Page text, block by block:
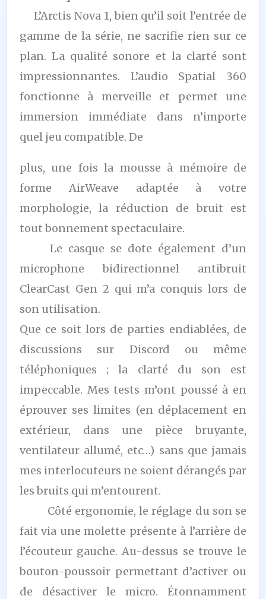
L’Arctis Nova 1, bien qu’il soit l’entrée de
gamme de la série, ne sacrifie rien sur ce
plan. La qualité sonore et la clarté sont
impressionnantes. L’audio Spatial 360
fonctionne à merveille et permet une
immersion immédiate dans n’importe
quel jeu compatible. De
plus, une fois la mousse à mémoire de
forme AirWeave adaptée à votre
morphologie, la réduction de bruit est
tout bonnement spectaculaire.
Le casque se dote également d’un
microphone bidirectionnel antibruit
ClearCast Gen 2 qui m’a conquis lors de
son utilisation.
Que ce soit lors de parties endiablées, de
discussions sur Discord ou même
téléphoniques ; la clarté du son est
impeccable. Mes tests m’ont poussé à en
éprouver ses limites (en déplacement en
extérieur, dans une pièce bruyante,
ventilateur allumé, etc…) sans que jamais
mes interlocuteurs ne soient dérangés par
les bruits qui m’entourent.
Côté ergonomie, le réglage du son se
fait via une molette présente à l’arrière de
l’écouteur gauche. Au-dessus se trouve le
bouton-poussoir permettant d’activer ou
de désactiver le micro. Étonnamment